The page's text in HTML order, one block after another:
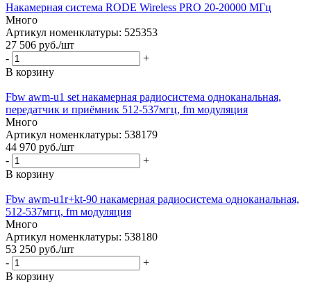
Накамерная система RODE Wireless PRO 20-20000 МГц
Много
Артикул номенклатуры: 525353
27 506 руб./шт
-
+
В корзину
Fbw awm-u1 set накамерная радиосистема одноканальная,
передатчик и приёмник 512-537мгц, fm модуляция
Много
Артикул номенклатуры: 538179
44 970 руб./шт
-
+
В корзину
Fbw awm-u1r+kt-90 накамерная радиосистема одноканальная,
512-537мгц, fm модуляция
Много
Артикул номенклатуры: 538180
53 250 руб./шт
-
+
В корзину